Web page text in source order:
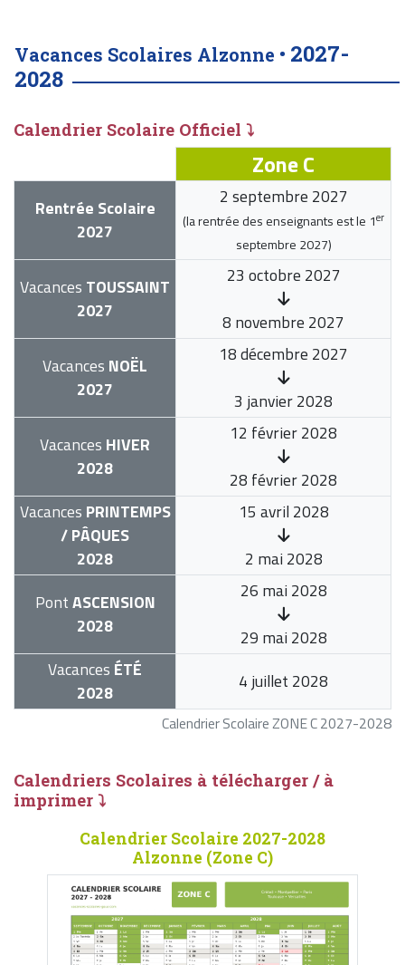
Vacances Scolaires Alzonne • 2027-
2028
Calendrier Scolaire Officiel ⤵
Calendrier Scolaire ZONE C 2027-2028
Zone C
Rentrée Scolaire
2027
2 septembre 2027
(la rentrée des enseignants est le 1er
septembre 2027)
Vacances TOUSSAINT
2027
23 octobre 2027
8 novembre 2027
Vacances NOËL
2027
18 décembre 2027
3 janvier 2028
Vacances HIVER
2028
12 février 2028
28 février 2028
Vacances PRINTEMPS
/ PÂQUES
2028
15 avril 2028
2 mai 2028
PontASCENSION
2028
26 mai 2028
29 mai 2028
Vacances ÉTÉ
2028
4 juillet 2028
Calendriers Scolaires à télécharger / à
imprimer ⤵
Calendrier Scolaire 2027-2028
Alzonne (Zone C)